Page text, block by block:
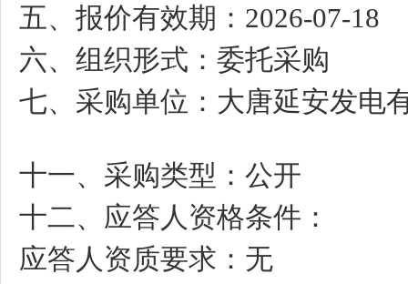
五、报价有效期： 2026-07-18
六、组织形式：委托采购
七、采购单位：大唐延安发电
十一、采购类型：公开
十二、应答人资格条件：
应答人资质要求：无